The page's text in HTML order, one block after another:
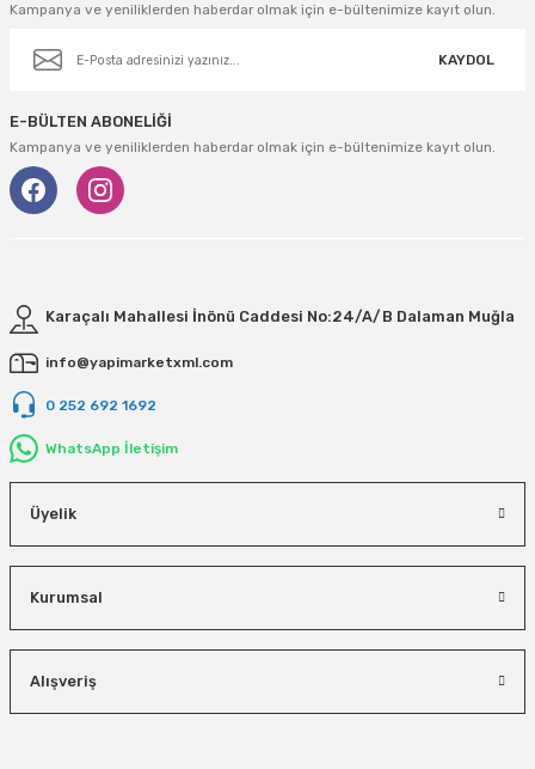
Kampanya ve yeniliklerden haberdar olmak için e-bültenimize kayıt olun.
KAYDOL
E-BÜLTEN ABONELİĞİ
Kampanya ve yeniliklerden haberdar olmak için e-bültenimize kayıt olun.
Karaçalı Mahallesi İnönü Caddesi No:24/A/B Dalaman Muğla
info@yapimarketxml.com
0 252 692 1692
WhatsApp İletişim
Üyelik
Kurumsal
Alışveriş